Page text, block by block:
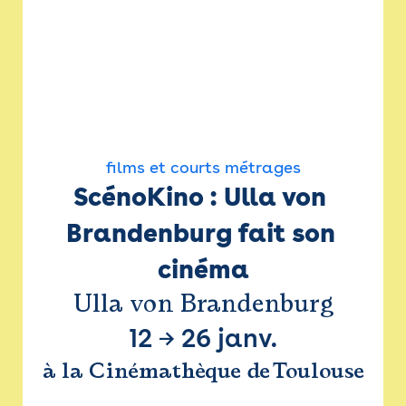
films et courts métrages
ScénoKino : Ulla von
Brandenburg fait son
cinéma
Ulla von Brandenburg
12 → 26 janv.
à la Cinémathèque de Toulouse